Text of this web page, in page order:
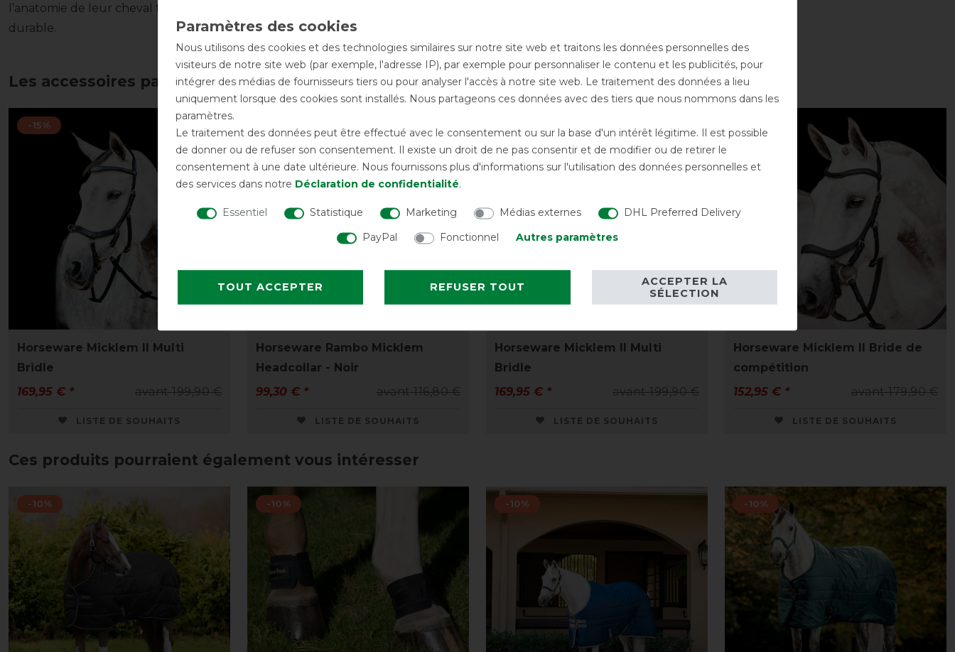
l’anatomie de leur cheval tout en bénéficiant d’un équipement élégant, fonctionnel et
durable.
Les accessoires parfaits pour vous
-15%
Horseware Micklem II Multi
Bridle
avant 199,90 €
169,95 € *
LISTE DE SOUHAITS
-15%
Horseware Rambo Micklem
Headcollar - Noir
avant 116,80 €
99,30 € *
LISTE DE SOUHAITS
Horseware Micklem II Multi
Bridle
avant 199,90 €
169,95 € *
LISTE DE SOUHAITS
Horseware Micklem II Bride de
compétition
avant 179,90 €
152,95 € *
LISTE DE SOUHAITS
Ces produits pourraient également vous intéresser
-10% -10% -10% -10%
Nous utilisons des cookies et des technologies similaires sur notre site web et traitons les données personnelles des
visiteurs de notre site web (par exemple, l'adresse IP), par exemple pour personnaliser le contenu et les publicités, pour
intégrer des médias de fournisseurs tiers ou pour analyser l'accès à notre site web. Le traitement des données a lieu
uniquement lorsque des cookies sont installés. Nous partageons ces données avec des tiers que nous nommons dans les
paramètres.
Le traitement des données peut être effectué avec le consentement ou sur la base d'un intérêt légitime. Il est possible
de donner ou de refuser son consentement. Il existe un droit de ne pas consentir et de modifier ou de retirer le
consentement à une date ultérieure. Nous fournissons plus d'informations sur l'utilisation des données personnelles et
des services dans notre Déclaration de confidentialité.
Essentiel Statistique Marketing Médias externes
DHL Preferred Delivery
PayPal
Fonctionnel Autres paramètres
TOUT ACCEPTER REFUSER TOUT
ACCEPTER LA
SÉLECTION